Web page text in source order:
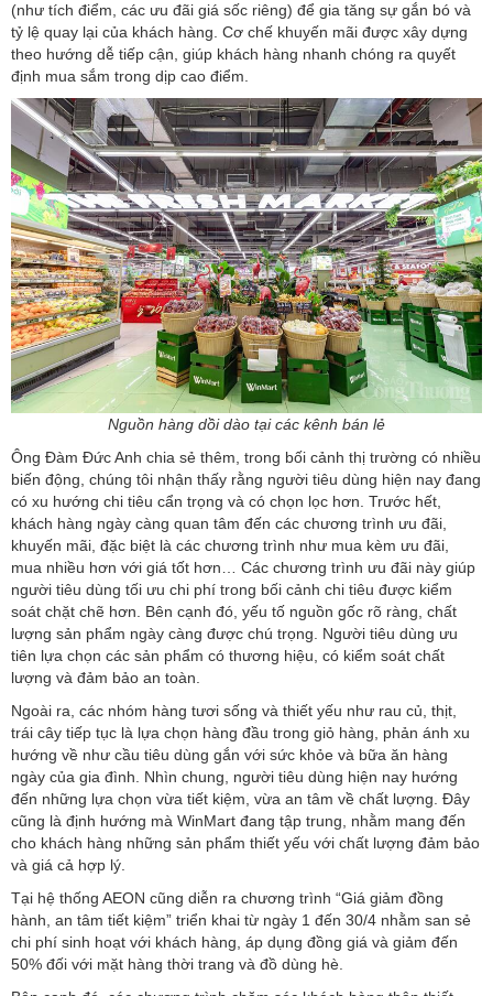
(như tích điểm, các ưu đãi giá sốc riêng) để gia tăng sự gắn bó và
tỷ lệ quay lại của khách hàng. Cơ chế khuyến mãi được xây dựng
theo hướng dễ tiếp cận, giúp khách hàng nhanh chóng ra quyết
định mua sắm trong dịp cao điểm.
Nguồn hàng dồi dào tại các kênh bán lẻ
Ông Đàm Đức Anh chia sẻ thêm, trong bối cảnh thị trường có nhiều
biến động, chúng tôi nhận thấy rằng người tiêu dùng hiện nay đang
có xu hướng chi tiêu cẩn trọng và có chọn lọc hơn. Trước hết,
khách hàng ngày càng quan tâm đến các chương trình ưu đãi,
khuyến mãi, đặc biệt là các chương trình như mua kèm ưu đãi,
mua nhiều hơn với giá tốt hơn… Các chương trình ưu đãi này giúp
người tiêu dùng tối ưu chi phí trong bối cảnh chi tiêu được kiểm
soát chặt chẽ hơn. Bên cạnh đó, yếu tố nguồn gốc rõ ràng, chất
lượng sản phẩm ngày càng được chú trọng. Người tiêu dùng ưu
tiên lựa chọn các sản phẩm có thương hiệu, có kiểm soát chất
lượng và đảm bảo an toàn.
Ngoài ra, các nhóm hàng tươi sống và thiết yếu như rau củ, thịt,
trái cây tiếp tục là lựa chọn hàng đầu trong giỏ hàng, phản ánh xu
hướng về như cầu tiêu dùng gắn với sức khỏe và bữa ăn hàng
ngày của gia đình. Nhìn chung, người tiêu dùng hiện nay hướng
đến những lựa chọn vừa tiết kiệm, vừa an tâm về chất lượng. Đây
cũng là định hướng mà WinMart đang tập trung, nhằm mang đến
cho khách hàng những sản phẩm thiết yếu với chất lượng đảm bảo
và giá cả hợp lý.
Tại hệ thống AEON cũng diễn ra chương trình “Giá giảm đồng
hành, an tâm tiết kiệm” triển khai từ ngày 1 đến 30/4 nhằm san sẻ
chi phí sinh hoạt với khách hàng, áp dụng đồng giá và giảm đến
50% đối với mặt hàng thời trang và đồ dùng hè.